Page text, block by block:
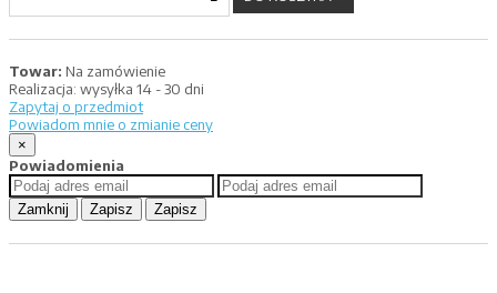
Towar: Na zamówienie
Realizacja: wysyłka 14 - 30 dni
Zapytaj o przedmiot
Powiadom mnie o zmianie ceny
×
Powiadomienia
Zamknij Zapisz Zapisz